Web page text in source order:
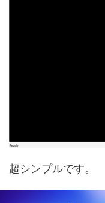
超シンプルです。